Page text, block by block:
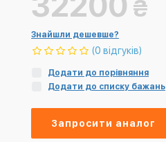
₴
Знайшли дешевше?
(0 відгуків)
Додати до порівняння
Додати до списку бажань
Запросити аналог